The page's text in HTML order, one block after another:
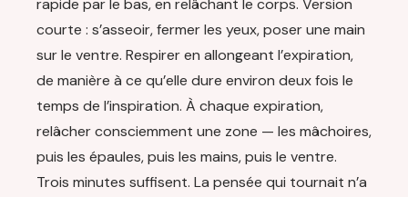
rapide par le bas, en relâchant le corps. Version
courte : s’asseoir, fermer les yeux, poser une main
sur le ventre. Respirer en allongeant l’expiration,
de manière à ce qu’elle dure environ deux fois le
temps de l’inspiration. À chaque expiration,
relâcher consciemment une zone — les mâchoires,
puis les épaules, puis les mains, puis le ventre.
Trois minutes suffisent. La pensée qui tournait n’a